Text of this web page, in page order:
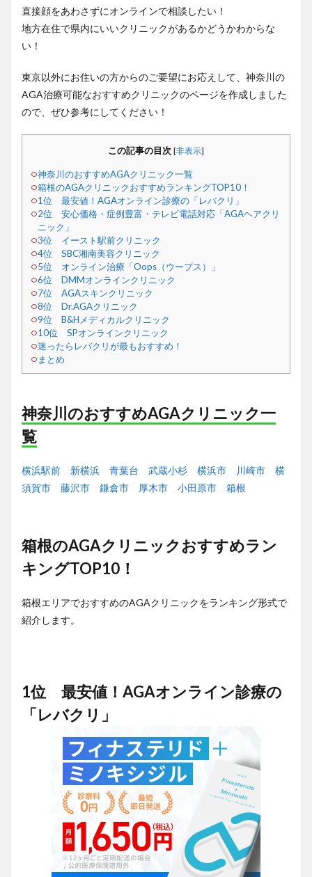
直接顔をあわさずにオンラインで相談したい！
地方在住で県内にいいクリニックがあるかどうかわからな
い！
東京以外にお住いの方からのご要望にお応えして、神奈川の
AGA治療可能なおすすめクリニックのページを作成しました
ので、ぜひ参考にしてください！
この記事の目次 [非表示]
神奈川のおすすめAGAクリニック一覧
箱根のAGAクリニックおすすめランキングTOP10！
1位 最安値！AGAオンライン診療の「レバクリ」
2位 安心価格・症例豊富・テレビ電話対応「AGAヘアクリ
ニック」
3位 イースト駅前クリニック
4位 SBC湘南美容クリニック
5位 オンライン治療「Oops（ウープス）」
6位 DMMオンラインクリニック
7位 AGAスキンクリニック
8位 Dr.AGAクリニック
9位 B&Hメディカルクリニック
10位 SPオンラインクリニック
迷ったらレバクリが最もおすすめ！
まとめ
神奈川のおすすめAGAクリニック一
覧
横浜駅前 新横浜 青葉台 武蔵小杉 横浜市 川崎市
横
須賀市
藤沢市 鎌倉市 厚木市 小田原市 箱根
箱根のAGAクリニックおすすめラン
キングTOP10！
箱根エリアでおすすめのAGAクリニックをランキング形式で
紹介します。
1位 最安値！AGAオンライン診療の
「レバクリ」